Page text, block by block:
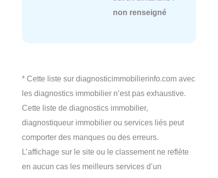
non renseigné
* Cette liste sur diagnosticimmobilierinfo.com avec
les diagnostics immobilier n’est pas exhaustive.
Cette liste de diagnostics immobilier,
diagnostiqueur immobilier ou services liés peut
comporter des manques ou des erreurs.
L’affichage sur le site ou le classement ne reflète
en aucun cas les meilleurs services d’un